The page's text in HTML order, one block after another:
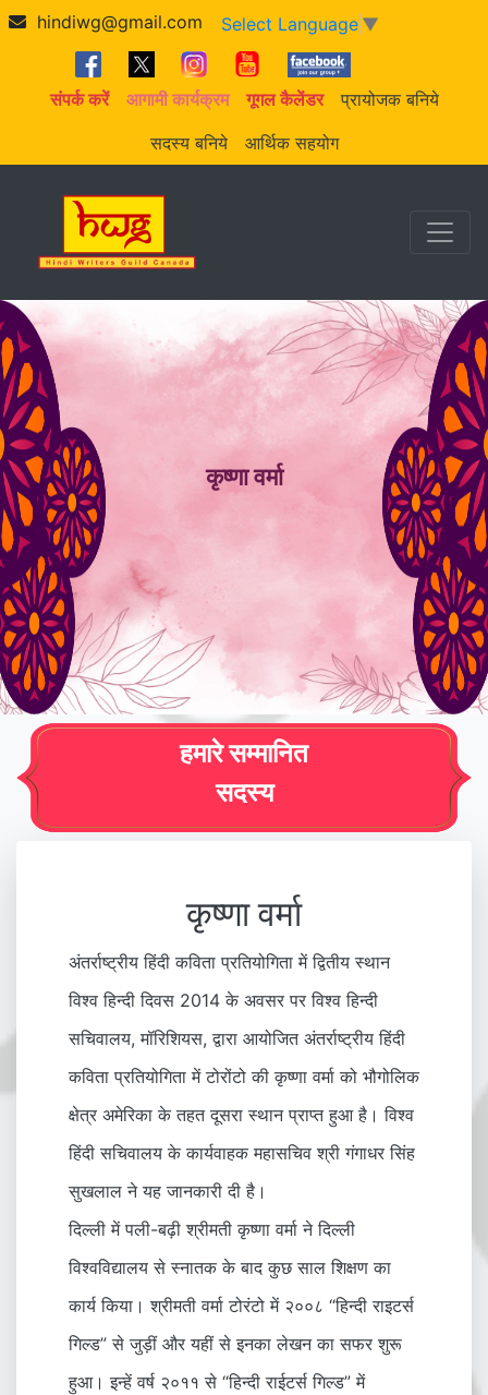
hindiwg@gmail.com Select Language ▼
संपर्क करें आगामी कार्यक्रम गूगल कैलेंडर
प्रायोजक बनिये
सदस्य बनिये
आर्थिक सहयोग
कृष्णा वर्मा
हमारे सम्मानित
सदस्य
कृष्णा वर्मा
अंतर्राष्ट्रीय हिंदी कविता प्रतियोगिता में द्वितीय स्थान
विश्व हिन्दी दिवस 2014 के अवसर पर विश्व हिन्दी
सचिवालय, मॉरिशियस, द्वारा आयोजित अंतर्राष्ट्रीय हिंदी
कविता प्रतियोगिता में टोरोंटो की कृष्णा वर्मा को भौगोलिक
क्षेत्र अमेरिका के तहत दूसरा स्थान प्राप्त हुआ है। विश्व
हिंदी सचिवालय के कार्यवाहक महासचिव श्री गंगाधर सिंह
सुखलाल ने यह जानकारी दी है।
दिल्ली में पली-बढ़ी श्रीमती कृष्णा वर्मा ने दिल्ली
विश्वविद्यालय से स्नातक के बाद कुछ साल शिक्षण का
कार्य किया। श्रीमती वर्मा टोरंटो में २००८ “हिन्दी राइटर्स
गिल्ड” से जुड़ीं और यहीं से इनका लेखन का सफर शुरू
हुआ। इन्हें वर्ष २०११ से “हिन्दी राईटर्स गिल्ड” में